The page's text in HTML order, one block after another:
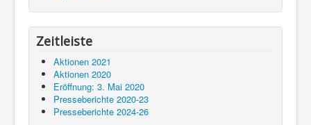
Zeitleiste
Aktionen 2021
Aktionen 2020
Eröffnung: 3. Mai 2020
Presseberichte 2020-23
Presseberichte 2024-26